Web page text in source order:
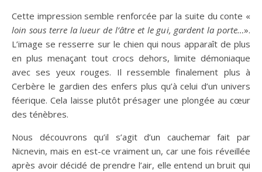
Cette impression semble renforcée par la suite du conte «
loin sous terre la lueur de l’âtre et le gui, gardent la porte…».
L’image se resserre sur le chien qui nous apparaît de plus
en plus menaçant tout crocs dehors, limite démoniaque
avec ses yeux rouges. Il ressemble finalement plus à
Cerbère le gardien des enfers plus qu’à celui d’un univers
féerique. Cela laisse plutôt présager une plongée au cœur
des ténèbres.
Nous découvrons qu’il s’agit d’un cauchemar fait par
Nicnevin, mais en est-ce vraiment un, car une fois réveillée
après avoir décidé de prendre l’air, elle entend un bruit qui